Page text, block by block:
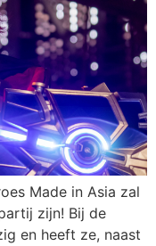
Made in Asia zal
zijn! Bij de
en heeft ze, naast